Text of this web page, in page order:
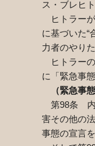
ス・ブレヒ
ヒトラーが
に基づいた“
力者のやり
ヒトラー
に「緊急事
（緊急事態
第98条 内
害その他の
事態の宣言